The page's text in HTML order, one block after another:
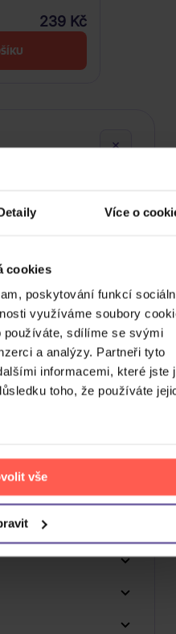
Více o
cookies
poskytování funkcí
využíváme soubory
používáte, sdílíme se svými
a analýzy. Partneři tyto
informacemi, které jste
toho, že používáte
vše
239 Kč
Cena do